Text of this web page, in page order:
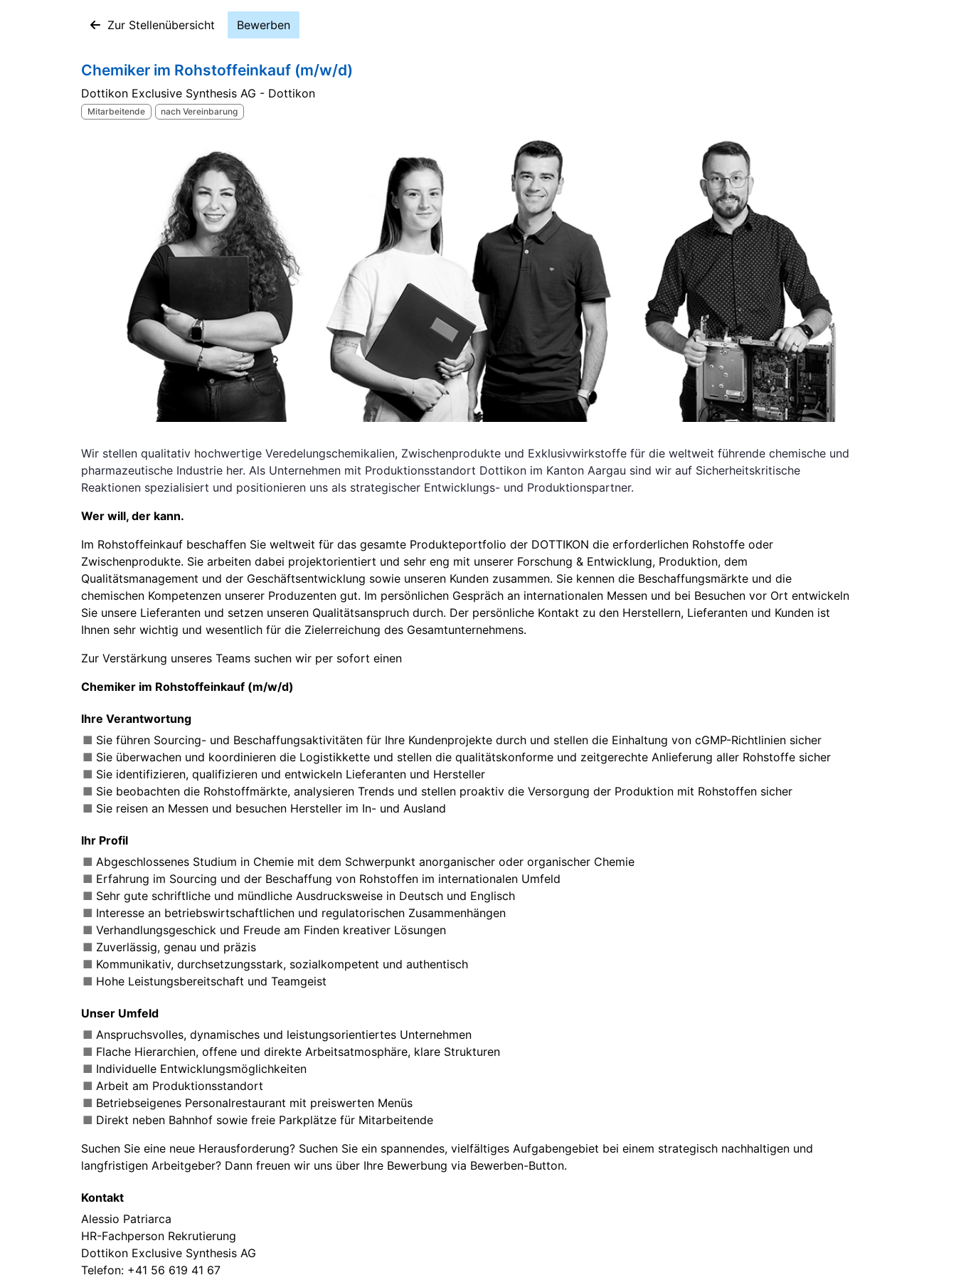
Zur Stellenübersicht Bewerben
Chemiker im Rohstoffeinkauf (m/w/d)
Dottikon Exclusive Synthesis AG - Dottikon
Mitarbeitende nach Vereinbarung
Wir stellen qualitativ hochwertige Veredelungschemikalien, Zwischenprodukte und Exklusivwirkstoffe für die weltweit führende chemische und
pharmazeutische Industrie her. Als Unternehmen mit Produktionsstandort Dottikon im Kanton Aargau sind wir auf Sicherheitskritische
Reaktionen spezialisiert und positionieren uns als strategischer Entwicklungs- und Produktionspartner.
Wer will, der kann.
Im Rohstoffeinkauf beschaffen Sie weltweit für das gesamte Produkteportfolio der DOTTIKON die erforderlichen Rohstoffe oder
Zwischenprodukte. Sie arbeiten dabei projektorientiert und sehr eng mit unserer Forschung & Entwicklung, Produktion, dem
Qualitätsmanagement und der Geschäftsentwicklung sowie unseren Kunden zusammen. Sie kennen die Beschaffungsmärkte und die
chemischen Kompetenzen unserer Produzenten gut. Im persönlichen Gespräch an internationalen Messen und bei Besuchen vor Ort entwickeln
Sie unsere Lieferanten und setzen unseren Qualitätsanspruch durch. Der persönliche Kontakt zu den Herstellern, Lieferanten und Kunden ist
Ihnen sehr wichtig und wesentlich für die Zielerreichung des Gesamtunternehmens.
Zur Verstärkung unseres Teams suchen wir per sofort einen
Chemiker im Rohstoffeinkauf (m/w/d)
Ihre Verantwortung
Sie führen Sourcing- und Beschaffungsaktivitäten für Ihre Kundenprojekte durch und stellen die Einhaltung von cGMP-Richtlinien sicher
Sie überwachen und koordinieren die Logistikkette und stellen die qualitätskonforme und zeitgerechte Anlieferung aller Rohstoffe sicher
Sie identifizieren, qualifizieren und entwickeln Lieferanten und Hersteller
Sie beobachten die Rohstoffmärkte, analysieren Trends und stellen proaktiv die Versorgung der Produktion mit Rohstoffen sicher
Sie reisen an Messen und besuchen Hersteller im In- und Ausland
Ihr Profil
Abgeschlossenes Studium in Chemie mit dem Schwerpunkt anorganischer oder organischer Chemie
Erfahrung im Sourcing und der Beschaffung von Rohstoffen im internationalen Umfeld
Sehr gute schriftliche und mündliche Ausdrucksweise in Deutsch und Englisch
Interesse an betriebswirtschaftlichen und regulatorischen Zusammenhängen
Verhandlungsgeschick und Freude am Finden kreativer Lösungen
Zuverlässig, genau und präzis
Kommunikativ, durchsetzungsstark, sozialkompetent und authentisch
Hohe Leistungsbereitschaft und Teamgeist
Unser Umfeld
Anspruchsvolles, dynamisches und leistungsorientiertes Unternehmen
Flache Hierarchien, offene und direkte Arbeitsatmosphäre, klare Strukturen
Individuelle Entwicklungsmöglichkeiten
Arbeit am Produktionsstandort
Betriebseigenes Personalrestaurant mit preiswerten Menüs
Direkt neben Bahnhof sowie freie Parkplätze für Mitarbeitende
Suchen Sie eine neue Herausforderung? Suchen Sie ein spannendes, vielfältiges Aufgabengebiet bei einem strategisch nachhaltigen und
langfristigen Arbeitgeber? Dann freuen wir uns über Ihre Bewerbung via Bewerben-Button.
Kontakt
Alessio Patriarca
HR-Fachperson Rekrutierung
Dottikon Exclusive Synthesis AG
Telefon: +41 56 619 41 67